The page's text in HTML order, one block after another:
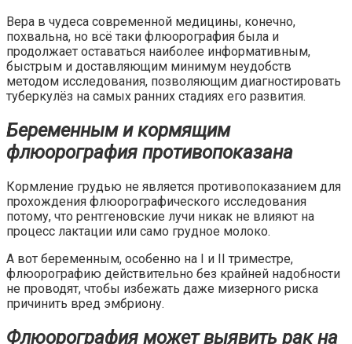
Вера в чудеса современной медицины, конечно,
похвальна, но всё таки флюорография была и
продолжает оставаться наиболее информативным,
быстрым и доставляющим минимум неудобств
методом исследования, позволяющим диагностировать
туберкулёз на самых ранних стадиях его развития.
Беременным и кормящим
флюорография противопоказана
Кормление грудью не является противопоказанием для
прохождения флюорографического исследования
потому, что рентгеновские лучи никак не влияют на
процесс лактации или само грудное молоко.
А вот беременным, особенно на I и II триместре,
флюорографию действительно без крайней надобности
не проводят, чтобы избежать даже мизерного риска
причинить вред эмбриону.
Флюорография может выявить рак на